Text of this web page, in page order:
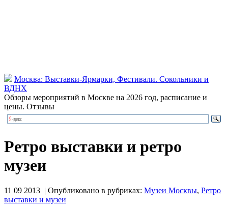
Москва: Выставки-Ярмарки, Фестивали. Сокольники и
ВДНХ
Обзоры мероприятий в Москве на 2026 год, расписание и
цены. Отзывы
Ретро выставки и ретро
музеи
11 09 2013 | Опубликовано в рубриках: Музеи Москвы, Ретро
выставки и музеи